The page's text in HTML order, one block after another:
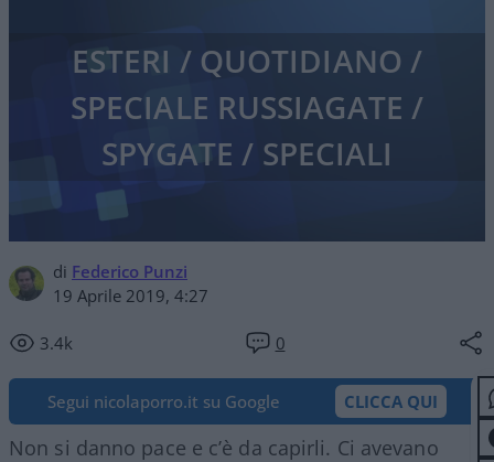
di Federico Punzi
19 Aprile 2019, 4:27
3.4k 0
ESTERI / QUOTIDIANO /
SPECIALE RUSSIAGATE /
SPYGATE / SPECIALI
Segui nicolaporro.it su Google CLICCA QUI
Non si danno pace e c’è da capirli. Ci avevano